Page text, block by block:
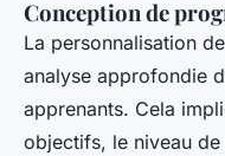
Conception de
La personnalisation
analyse approfondie
apprenants. Cela
objectifs, le niveau